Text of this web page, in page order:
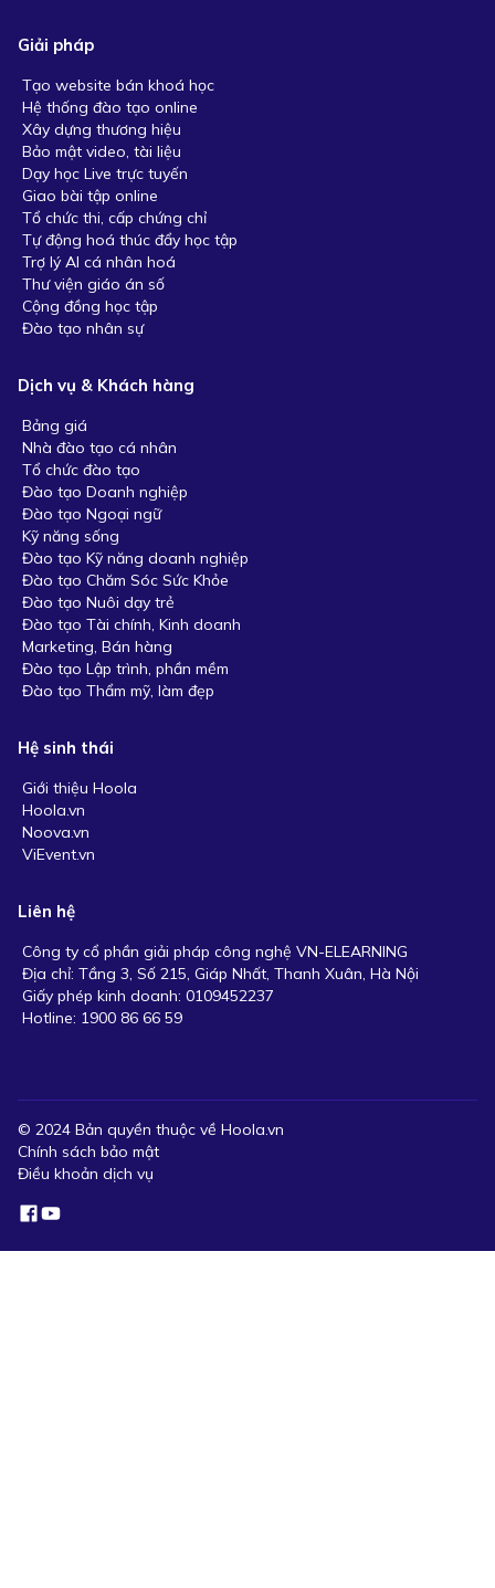
Giải pháp
Tạo website bán khoá học
Hệ thống đào tạo online
Xây dựng thương hiệu
Bảo mật video, tài liệu
Dạy học Live trực tuyến
Giao bài tập online
Tổ chức thi, cấp chứng chỉ
Tự động hoá thúc đẩy học tập
Trợ lý AI cá nhân hoá
Thư viện giáo án số
Cộng đồng học tập
Đào tạo nhân sự
Dịch vụ & Khách hàng
Bảng giá
Nhà đào tạo cá nhân
Tổ chức đào tạo
Đào tạo Doanh nghiệp
Đào tạo Ngoại ngữ
Kỹ năng sống
Đào tạo Kỹ năng doanh nghiệp
Đào tạo Chăm Sóc Sức Khỏe
Đào tạo Nuôi dạy trẻ
Đào tạo Tài chính, Kinh doanh
Marketing, Bán hàng
Đào tạo Lập trình, phần mềm
Đào tạo Thẩm mỹ, làm đẹp
Hệ sinh thái
Giới thiệu Hoola
Hoola.vn
Noova.vn
ViEvent.vn
Liên hệ
Công ty cổ phần giải pháp công nghệ VN-ELEARNING
Địa chỉ: Tầng 3, Số 215, Giáp Nhất, Thanh Xuân, Hà Nội
Giấy phép kinh doanh: 0109452237
Hotline: 1900 86 66 59
© 2024 Bản quyền thuộc về Hoola.vn
Chính sách bảo mật
Điều khoản dịch vụ